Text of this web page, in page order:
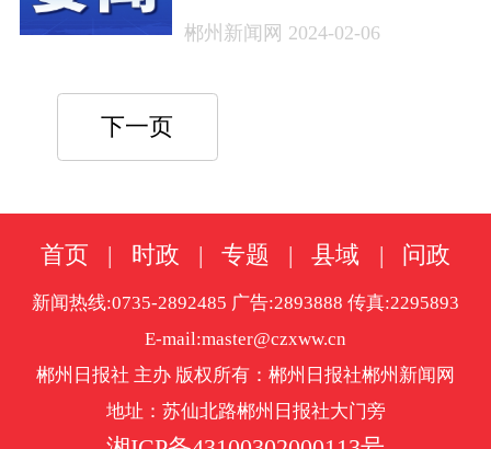
郴州新闻网 2024-02-06
下一页
首页 | 时政 | 专题 | 县域 | 问政
新闻热线:0735-2892485 广告:2893888 传真:2295893
E-mail:master@czxww.cn
郴州日报社 主办 版权所有：郴州日报社郴州新闻网
地址：苏仙北路郴州日报社大门旁